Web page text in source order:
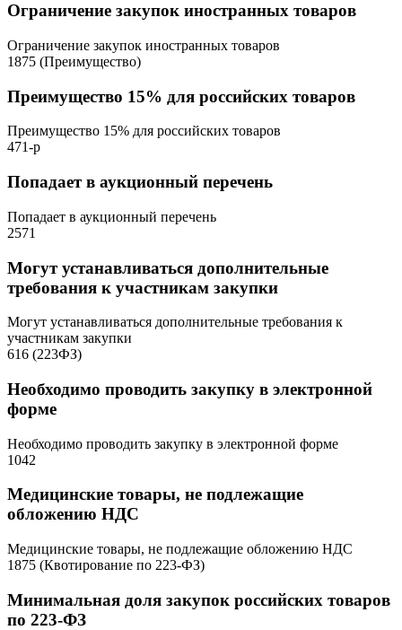
Ограничение закупок иностранных товаров
Ограничение закупок иностранных товаров
1875 (Преимущество)
Преимущество 15% для российских товаров
Преимущество 15% для российских товаров
471-р
Попадает в аукционный перечень
Попадает в аукционный перечень
2571
Могут устанавливаться дополнительные
требования к участникам закупки
Могут устанавливаться дополнительные требования к
участникам закупки
616 (223ФЗ)
Необходимо проводить закупку в электронной
форме
Необходимо проводить закупку в электронной форме
1042
Медицинские товары, не подлежащие
обложению НДС
Медицинские товары, не подлежащие обложению НДС
1875 (Квотирование по 223-ФЗ)
Минимальная доля закупок российских товаров
по 223-ФЗ